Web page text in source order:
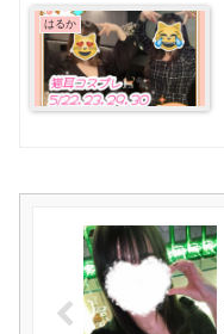
はるか